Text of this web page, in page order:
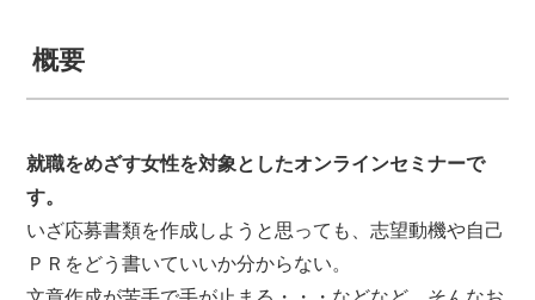
概要
就職をめざす女性を対象としたオンラインセミナーで
す。
いざ応募書類を作成しようと思っても、志望動機や自己
ＰＲをどう書いていいか分からない。